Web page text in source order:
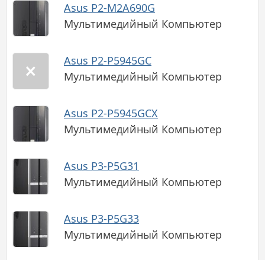
Asus P2-M2A690G
Мультимедийный Компьютер
Asus P2-P5945GC
Мультимедийный Компьютер
Asus P2-P5945GCX
Мультимедийный Компьютер
Asus P3-P5G31
Мультимедийный Компьютер
Asus P3-P5G33
Мультимедийный Компьютер